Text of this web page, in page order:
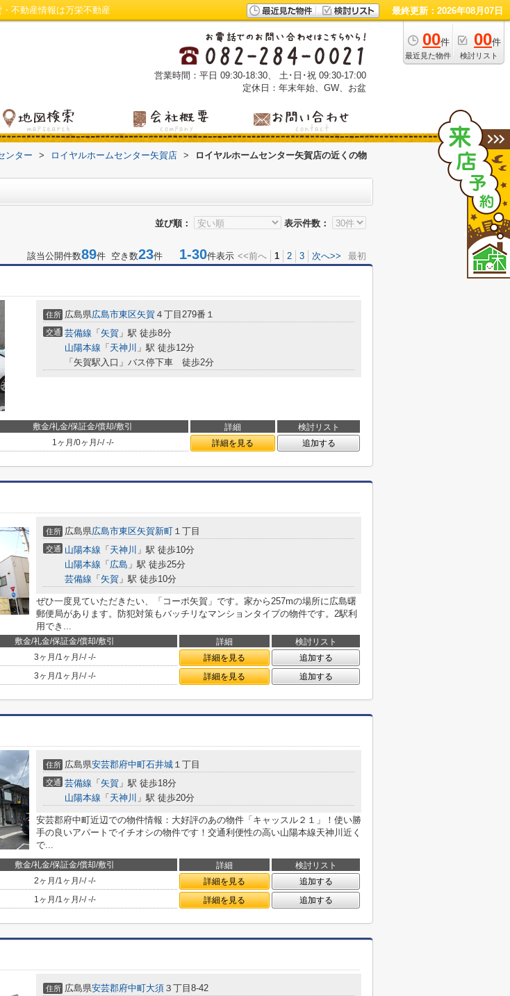
不動産情報は万栄不動産 最終更新：2026年08月07日
00件
最近見た物件
00件
検討リスト
営業時間：平日 09:30-18:30、 土･日･祝 09:30-17:00
定休日：年末年始、GW、お盆
ンター > ロイヤルホームセンター矢賀店 >
ロイヤルホームセンター矢賀店の近くの物
並び順： 表示件数：
該当公開件数89件 空き数23件 1-30件表示 <<前へ 1 2 3 次へ>> 最初
住所 広島県広島市東区矢賀 ４丁目279番１
交通 芸備線 「 矢賀 」駅 徒歩8分
山陽本線 「 天神川 」駅 徒歩12分
「矢賀駅入口」バス停下車 徒歩2分
敷金/礼金/保証金/償却/敷引 詳細 検討リスト
1ヶ月 /0ヶ月 /-/-/- 詳細を見る 追加する
住所 広島県広島市東区矢賀新町 １丁目
交通 山陽本線 「 天神川 」駅 徒歩10分
山陽本線 「 広島 」駅 徒歩25分
芸備線 「 矢賀 」駅 徒歩10分
ぜひ一度見ていただきたい、「コーポ矢賀」です。家から257mの場所に広島曙
郵便局があります。防犯対策もバッチリなマンションタイプの物件です。2駅利
用でき...
敷金/礼金/保証金/償却/敷引 詳細 検討リスト
3ヶ月 /1ヶ月 /-/-/- 詳細を見る 追加する
3ヶ月 /1ヶ月 /-/-/- 詳細を見る 追加する
住所 広島県安芸郡府中町石井城 １丁目
交通 芸備線 「 矢賀 」駅 徒歩18分
山陽本線 「 天神川 」駅 徒歩20分
安芸郡府中町近辺での物件情報：大好評のあの物件「キャッスル２１」！使い勝
手の良いアパートでイチオシの物件です！交通利便性の高い山陽本線天神川近く
で...
敷金/礼金/保証金/償却/敷引 詳細 検討リスト
2ヶ月 /1ヶ月 /-/-/- 詳細を見る 追加する
1ヶ月 /1ヶ月 /-/-/- 詳細を見る 追加する
住所 広島県安芸郡府中町大須 ３丁目8-42